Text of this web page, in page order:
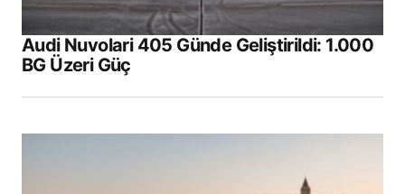
Audi Nuvolari 405 Günde Geliştirildi: 1.000
BG Üzeri Güç